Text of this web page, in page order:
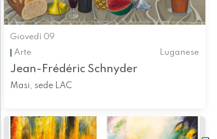
Giovedì 09
Arte
Luganese
Jean-Frédéric Schnyder
Masi, sede LAC